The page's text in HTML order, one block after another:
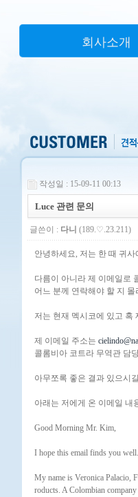
회사소개
작성일 : 15-09-11 00:13
Luce 관련 문의
글쓴이 : 다니 (189.♡.23.211)
안녕하세요, 저는 한 때 귀
다름이 아니라 제 이메일로
어느 분께 연락해야 할 지
저는 현재 멕시코에 있고 혹
제 이메일 주소는
콜롬비아 코트라 무역관 담
아무쪼록 좋은 결과 있으시
아래는 저에게 온 이메일 내
Good Morning Mr. Kim,
I hope this email finds you well.
My name is Veronica Palacio,
roducts. A Colombian